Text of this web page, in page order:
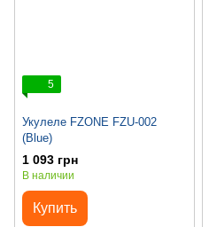
5
Укулеле FZONE FZU-002
(Blue)
1 093 грн
В наличии
Купить